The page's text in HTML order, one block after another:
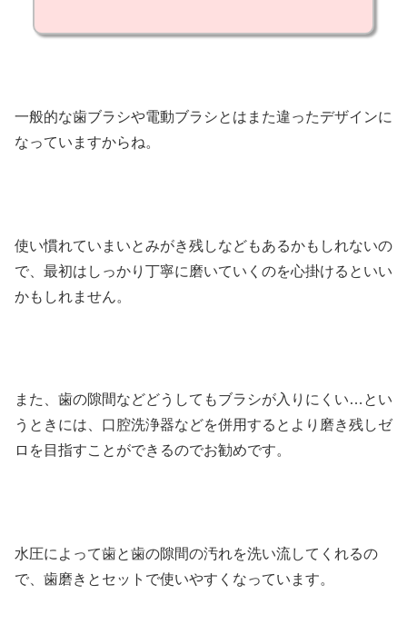
一般的な歯ブラシや電動ブラシとはまた違ったデザインに
なっていますからね。
使い慣れていまいとみがき残しなどもあるかもしれないの
で、最初はしっかり丁寧に磨いていくのを心掛けるといい
かもしれません。
また、歯の隙間などどうしてもブラシが入りにくい…とい
うときには、口腔洗浄器などを併用するとより磨き残しゼ
ロを目指すことができるのでお勧めです。
水圧によって歯と歯の隙間の汚れを洗い流してくれるの
で、歯磨きとセットで使いやすくなっています。